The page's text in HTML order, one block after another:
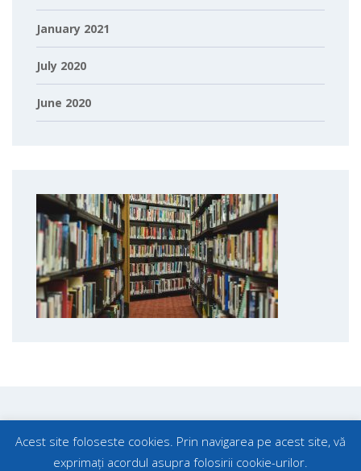
January 2021
July 2020
June 2020
Acest site foloseste cookies. Prin navigarea pe acest site, vă
exprimați acordul asupra folosirii cookie-urilor.